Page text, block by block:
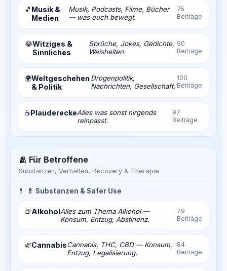
🎵 Musik &
Medien
Musik, Podcasts, Filme, Bücher
— was euch bewegt.
75
Beiträge
😂Witziges &
Sinnliches
Sprüche, Jokes, Gedichte,
Weisheiten.
90
Beiträge
🌍Weltgeschehen
& Politik
Drogenpolitik,
Nachrichten, Gesellschaft.
100
Beiträge
☕PlaudereckeAlles was sonst nirgends
reinpasst.
97
Beiträge
🫂 Für Betroffene
Substanzen, Verhalten, Recovery & Therapie
💊 💊 Substanzen & Safer Use
🍺AlkoholAlles zum Thema Alkohol —
Konsum, Entzug, Abstinenz.
79
Beiträge
🌿CannabisCannabis, THC, CBD — Konsum,
Entzug, Legalisierung.
84
Beiträge